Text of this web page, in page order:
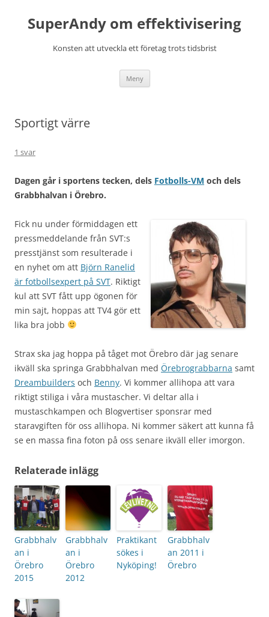
innehåll
SuperAndy om effektivisering
Konsten att utveckla ett företag trots tidsbrist
Meny
Sportigt värre
1 svar
Dagen går i sportens tecken, dels Fotbolls-VM och dels
Grabbhalvan i Örebro.
Fick nu under förmiddagen ett
pressmeddelande från SVT:s
presstjänst som resulterade i
en nyhet om att Björn Ranelid
är fotbollsexpert på SVT. Riktigt
kul att SVT fått upp ögonen för
min sajt, hoppas att TV4 gör ett
lika bra jobb
Strax ska jag hoppa på tåget mot Örebro där jag senare
ikväll ska springa Grabbhalvan med Örebrograbbarna samt
Dreambuilders och Benny. Vi kommer allihopa att vara
riktigt stiliga i våra mustascher. Vi deltar alla i
mustaschkampen och Blogvertiser sponsrar med
staravgiften för oss allihopa. Ni kommer säkert att kunna få
se en massa fina foton på oss senare ikväll eller imorgon.
Relaterade inlägg
Grabbhalv
an i
Örebro
2015
Grabbhalv
an i
Örebro
2012
Praktikant
sökes i
Nyköping!
Grabbhalv
an 2011 i
Örebro